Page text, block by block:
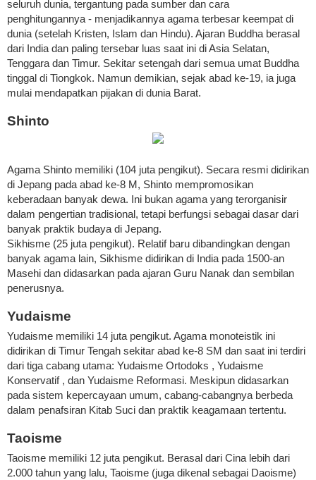
seluruh dunia, tergantung pada sumber dan cara
penghitungannya - menjadikannya agama terbesar keempat di
dunia (setelah Kristen, Islam dan Hindu). Ajaran Buddha berasal
dari India dan paling tersebar luas saat ini di Asia Selatan,
Tenggara dan Timur. Sekitar setengah dari semua umat Buddha
tinggal di Tiongkok. Namun demikian, sejak abad ke-19, ia juga
mulai mendapatkan pijakan di dunia Barat.
Shinto
Agama Shinto memiliki (104 juta pengikut). Secara resmi didirikan
di Jepang pada abad ke-8 M, Shinto mempromosikan
keberadaan banyak dewa. Ini bukan agama yang terorganisir
dalam pengertian tradisional, tetapi berfungsi sebagai dasar dari
banyak praktik budaya di Jepang.
Sikhisme (25 juta pengikut). Relatif baru dibandingkan dengan
banyak agama lain, Sikhisme didirikan di India pada 1500-an
Masehi dan didasarkan pada ajaran Guru Nanak dan sembilan
penerusnya.
Yudaisme
Yudaisme memiliki 14 juta pengikut. Agama monoteistik ini
didirikan di Timur Tengah sekitar abad ke-8 SM dan saat ini terdiri
dari tiga cabang utama: Yudaisme Ortodoks , Yudaisme
Konservatif , dan Yudaisme Reformasi. Meskipun didasarkan
pada sistem kepercayaan umum, cabang-cabangnya berbeda
dalam penafsiran Kitab Suci dan praktik keagamaan tertentu.
Taoisme
Taoisme memiliki 12 juta pengikut. Berasal dari Cina lebih dari
2.000 tahun yang lalu, Taoisme (juga dikenal sebagai Daoisme)